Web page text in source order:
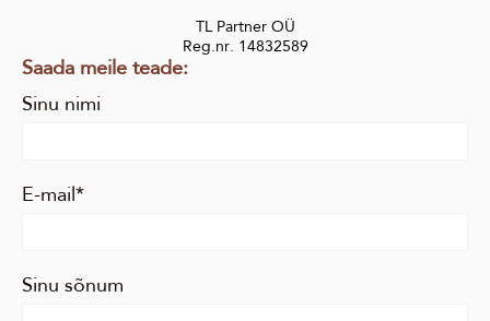
TL Partner OÜ
Reg.nr. 14832589
Saada meile teade:
Sinu nimi
E-mail
Sinu sõnum